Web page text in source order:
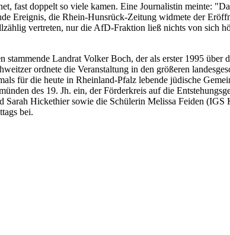
fast doppelt so viele kamen. Eine Journalistin meinte:
Ereignis, die Rhein-Hunsrück-Zeitung widmete der
vertreten, nur die AfD-Fraktion ließ nichts von sich
stammende Landrat Volker Boch, der als erster 1995
ordnete die Veranstaltung in den größeren
für die heute in Rheinland-Pfalz lebende jüdische
des 19. Jh. ein, der Förderkreis auf die
Hickethier sowie die Schülerin Melissa Feiden
bei.